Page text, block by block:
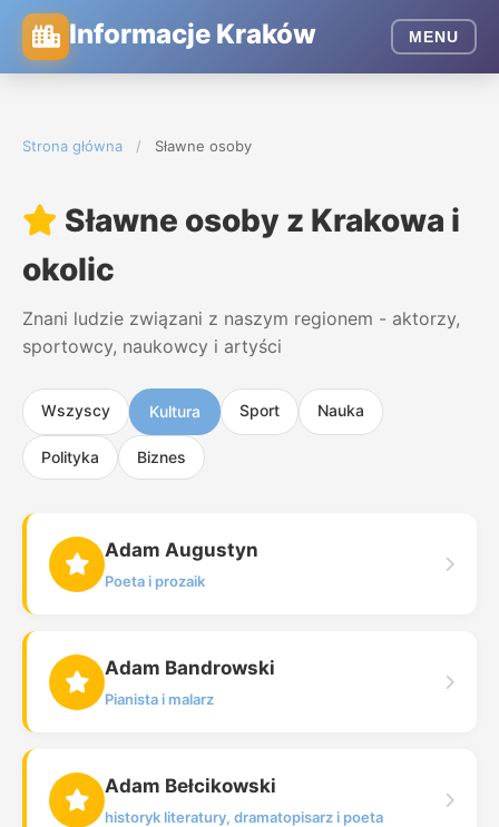
Informacje Kraków MENU
Strona główna / Sławne osoby
Sławne osoby z Krakowa i
okolic
Znani ludzie związani z naszym regionem - aktorzy,
sportowcy, naukowcy i artyści
Wszyscy Kultura Sport Nauka
Polityka Biznes
Adam Augustyn
Poeta i prozaik
Adam Bandrowski
Pianista i malarz
Adam Bełcikowski
historyk literatury, dramatopisarz i poeta